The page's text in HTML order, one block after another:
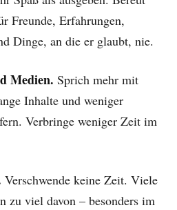
Freunde, Erfahrungen,
Dinge, an die er glaubt, nie.
Medien. Sprich mehr mit
Inhalte und weniger
Verbringe weniger Zeit im
Verschwende keine Zeit. Viele
zu viel davon – besonders im